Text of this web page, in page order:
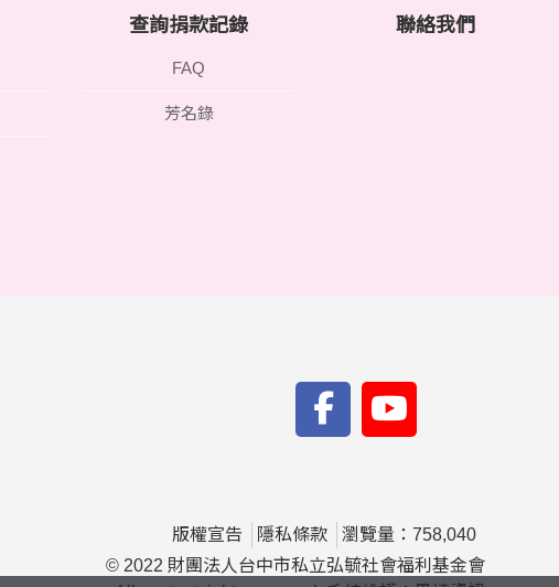
查詢捐款記錄
FAQ
芳名錄
聯絡我們
版權宣告 隱私條款
瀏覽量：758,040
© 2022 財團法人台中市私立弘毓社會福利基金會